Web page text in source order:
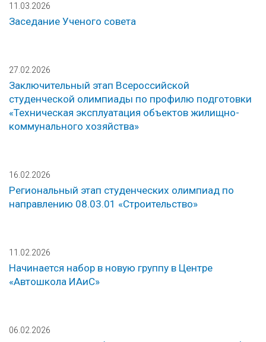
11.03.2026
Заседание Ученого совета
27.02.2026
Заключительный этап Всероссийской
студенческой олимпиады по профилю подготовки
«Техническая эксплуатация объектов жилищно-
коммунального хозяйства»
16.02.2026
Региональный этап студенческих олимпиад по
направлению 08.03.01 «Строительство»
11.02.2026
Начинается набор в новую группу в Центре
«Автошкола ИАиС»
06.02.2026